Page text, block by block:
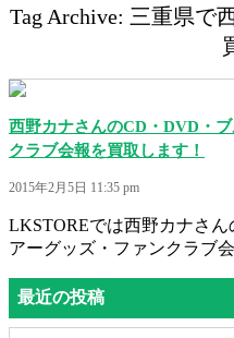
Tag Archive: 三重県で
西野カナさんのCD・DVD・
クラブ会報を買取します！
2015年2月5日 11:35 pm
LKSTOREでは西野カナさ
アーグッズ・ファンクラブ
最近の投稿